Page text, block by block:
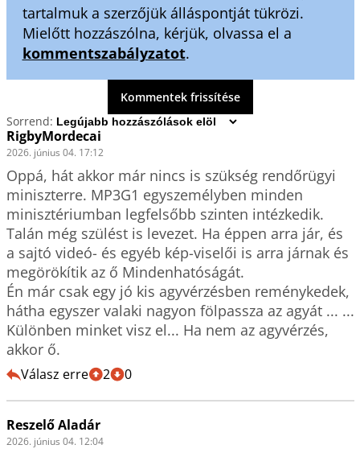
tartalmuk a szerzőjük álláspontját tükrözi.
Mielőtt hozzászólna, kérjük, olvassa el a
kommentszabályzatot.
Kommentek frissítése
Sorrend:
RigbyMordecai
2026. június 04. 17:12
Oppá, hát akkor már nincs is szükség rendőrügyi
miniszterre. MP3G1 egyszemélyben minden
minisztériumban legfelsőbb szinten intézkedik.
Talán még szülést is levezet. Ha éppen arra jár, és
a sajtó videó- és egyéb kép-viselői is arra járnak és
megörökítik az ő Mindenhatóságát.
Én már csak egy jó kis agyvérzésben reménykedek,
hátha egyszer valaki nagyon fölpassza az agyát ... ...
Különben minket visz el... Ha nem az agyvérzés,
akkor ő.
Válasz erre 2 0
Reszelő Aladár
2026. június 04. 12:04